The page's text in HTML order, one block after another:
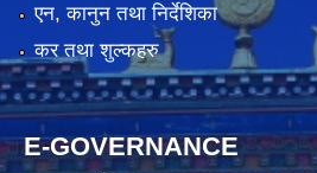
एन, कानुन तथा निर्देशिका
कर तथा शुल्कहरु
E-GOVERNANCE